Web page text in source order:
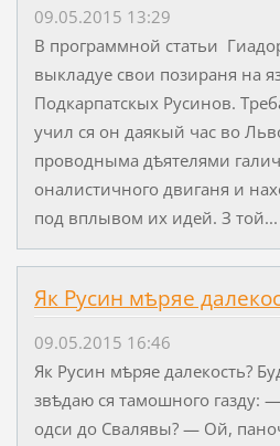
09.05.2015 13:29
В программной статьи
выкладуе свои позираня на
Подкарпатскых Русинов.
учил ся он да­якый час во
проводныма дѣятелями
оналистичного двиганя и
под вплывом их идей. З той...
Як Русин мѣряе
09.05.2015 16:46
Як Русин мѣряе далекость?
звѣдаю ся тамошного газду:
одси до Свалявы? — Ой,